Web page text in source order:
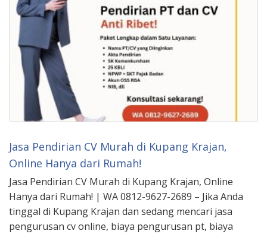
Jasa Pendirian CV Murah di Kupang Krajan,
Online Hanya dari Rumah!
Jasa Pendirian CV Murah di Kupang Krajan, Online
Hanya dari Rumah! | WA 0812-9627-2689 – Jika Anda
tinggal di Kupang Krajan dan sedang mencari jasa
pengurusan cv online, biaya pengurusan pt, biaya